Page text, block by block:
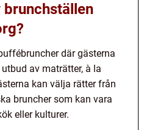
där gästerna
av maträtter, à la
kan välja rätter från
bruncher som kan vara
eller kulturer.